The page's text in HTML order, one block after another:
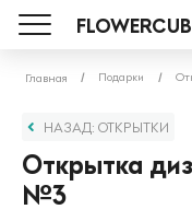
Главная Подарки
НАЗАД: ОТКРЫТКИ
Открытка
№3